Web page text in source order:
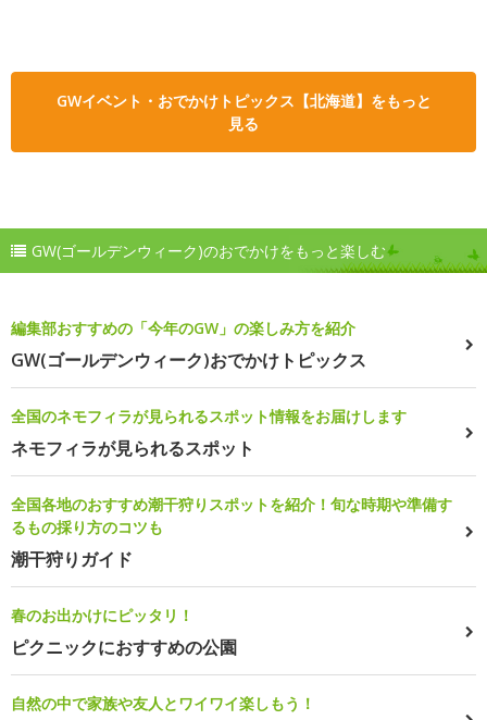
GWイベント・おでかけトピックス【北海道】をもっと
見る
GW(ゴールデンウィーク)のおでかけをもっと楽しむ
編集部おすすめの「今年のGW」の楽しみ方を紹介
GW(ゴールデンウィーク)おでかけトピックス
全国のネモフィラが見られるスポット情報をお届けします
ネモフィラが見られるスポット
全国各地のおすすめ潮干狩りスポットを紹介！旬な時期や準備す
るもの採り方のコツも
潮干狩りガイド
春のお出かけにピッタリ！
ピクニックにおすすめの公園
自然の中で家族や友人とワイワイ楽しもう！